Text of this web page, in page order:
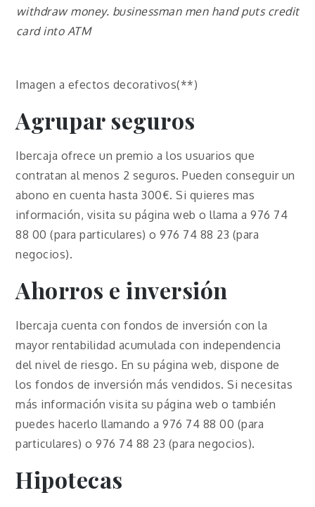
withdraw money. businessman men hand puts credit
card into ATM
Imagen a efectos decorativos(**)
Agrupar seguros
Ibercaja ofrece un premio a los usuarios que
contratan al menos 2 seguros. Pueden conseguir un
abono en cuenta hasta 300€. Si quieres mas
información, visita su página web o llama a 976 74
88 00 (para particulares) o 976 74 88 23 (para
negocios).
Ahorros e inversión
Ibercaja cuenta con fondos de inversión con la
mayor rentabilidad acumulada con independencia
del nivel de riesgo. En su página web, dispone de
los fondos de inversión más vendidos. Si necesitas
más información visita su página web o también
puedes hacerlo llamando a 976 74 88 00 (para
particulares) o 976 74 88 23 (para negocios).
Hipotecas